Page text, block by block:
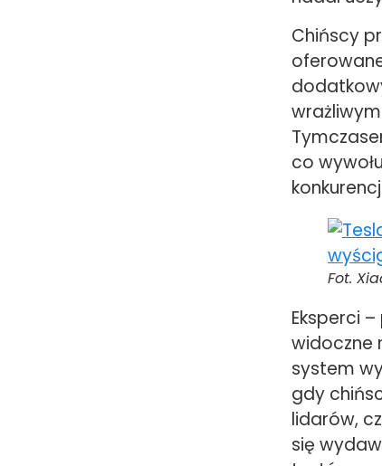
Chińscy
co
Fot.
Eksperci
widoczne
system
gdy
lidarów,
się